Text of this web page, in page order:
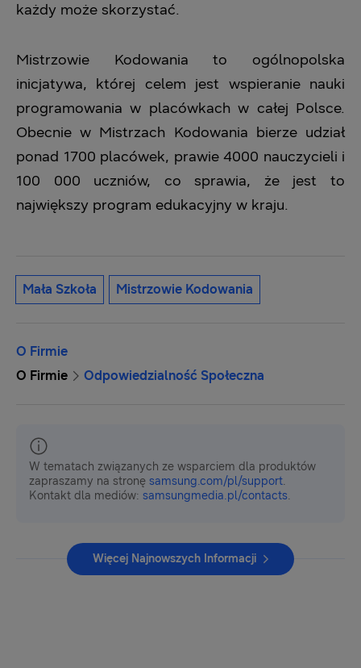
każdy może skorzystać.
Mistrzowie Kodowania to ogólnopolska
inicjatywa, której celem jest wspieranie nauki
programowania w placówkach w całej Polsce.
Obecnie w Mistrzach Kodowania bierze udział
ponad 1700 placówek, prawie 4000 nauczycieli i
100 000 uczniów, co sprawia, że jest to
największy program edukacyjny w kraju.
Mała Szkoła Mistrzowie Kodowania
O Firmie
O Firmie
Odpowiedzialność Społeczna
W tematach związanych ze wsparciem dla produktów
zapraszamy na stronę samsung.com/pl/support.
Kontakt dla mediów: samsungmedia.pl/contacts.
Więcej Najnowszych Informacji